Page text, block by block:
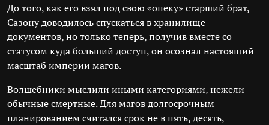
До того, как его взял под свою «опеку» старший брат,
Сазону доводилось спускаться в хранилище
документов, но только теперь, получив вместе со
статусом куда больший доступ, он осознал настоящий
масштаб империи магов.
Волшебники мыслили иными категориями, нежели
обычные смертные. Для магов долгосрочным
планированием считался срок не в пять, десять,